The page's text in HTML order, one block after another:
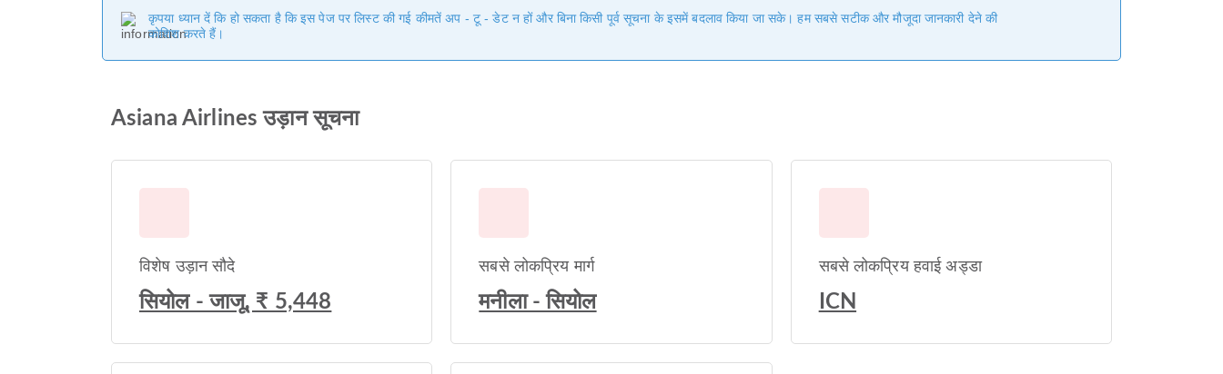
कृपया ध्यान दें कि हो सकता है कि इस पेज पर लिस्ट की गई कीमतें अप - टू - डेट न हों और बिना किसी पूर्व सूचना के इसमें बदलाव किया जा सके। हम सबसे सटीक और मौजूदा जानकारी देने की
कोशिश करते हैं।
Asiana Airlines उड़ान सूचना
विशेष उड़ान सौदे
सियोल - जाजू, ₹ 5,448
सबसे लोकप्रिय मार्ग
मनीला - सियोल
सबसे लोकप्रिय हवाई अड्डा
ICN